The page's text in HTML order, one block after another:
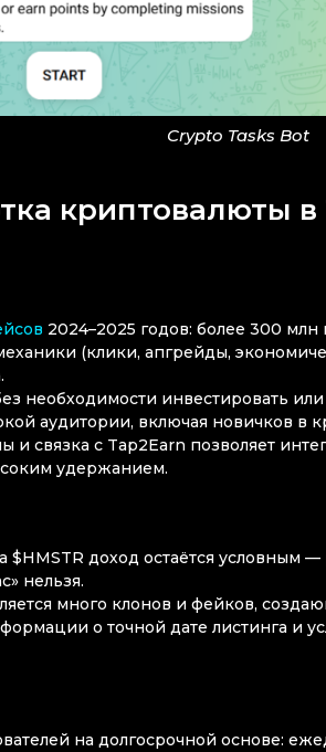
Crypto Tasks Bot
криптовалюты
2024–2025 годов: более 300
(клики, апгрейды,
необходимости инвестировать
аудитории, включая новичков в
связка с Tap2Earn позволяет
удержанием.
$HMSTR доход остаётся условным
нельзя.
много клонов и фейков,
о точной дате листинга и
на долгосрочной основе: